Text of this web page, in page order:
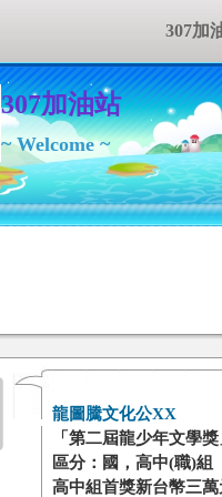
307加油站
~ Welcome ~
龍圖騰文化公XX
「第二屆龍少年文學
區分：國，高中(職)組
高中組首獎新台幣三
307加